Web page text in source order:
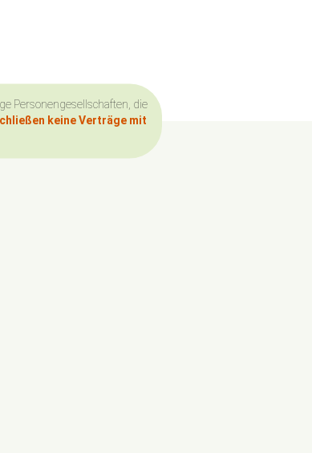
Personengesellschaften, die
keine Verträge mit